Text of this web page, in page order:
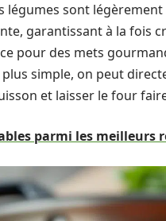
légumes sont
garantissant à la fois
pour des mets
simple, on peut
et laisser le four
parmi les meilleurs